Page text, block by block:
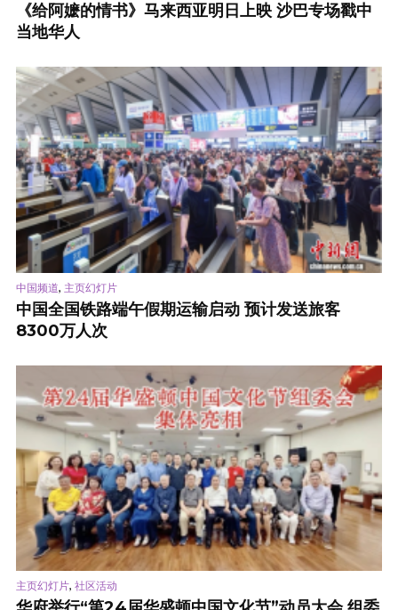
《给阿嬷的情书》马来西亚明日上映 沙巴专场戳中
当地华人
中国频道, 主页幻灯片
中国全国铁路端午假期运输启动 预计发送旅客
8300万人次
主页幻灯片, 社区活动